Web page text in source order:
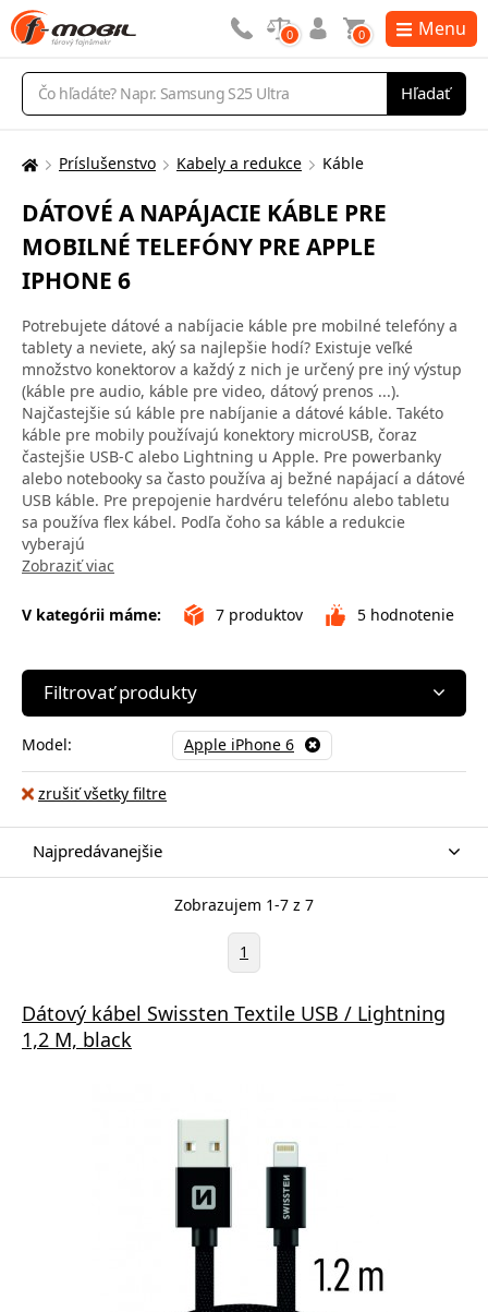
Vyhľadávanie
Hľadať
0 0 Menu
Tu
nachádzate:
Príslušenstvo Kabely a redukce Káble
DÁTOVÉ A NAPÁJACIE KÁBLE PRE
MOBILNÉ TELEFÓNY PRE APPLE
IPHONE 6
Potrebujete dátové a nabíjacie káble pre mobilné telefóny a
tablety a neviete, aký sa najlepšie hodí? Existuje veľké
množstvo konektorov a každý z nich je určený pre iný výstup
(káble pre audio, káble pre video, dátový prenos ...).
Najčastejšie sú káble pre nabíjanie a dátové káble. Takéto
káble pre mobily používajú konektory microUSB, čoraz
častejšie USB-C alebo Lightning u Apple. Pre powerbanky
alebo notebooky sa často používa aj bežné napájací a dátové
USB káble. Pre prepojenie hardvéru telefónu alebo tabletu
sa používa flex kábel. Podľa čoho sa káble a redukcie
vyberajú
Zobraziť viac
V kategórii máme: 7 produktov 5 hodnotenie
Filtrovať produkty
Model: Apple iPhone 6
zrušiť všetky filtre
Najpredávanejšie
Zobrazujem 1-7 z 7
1
Dátový kábel Swissten Textile USB / Lightning
1,2 M, black